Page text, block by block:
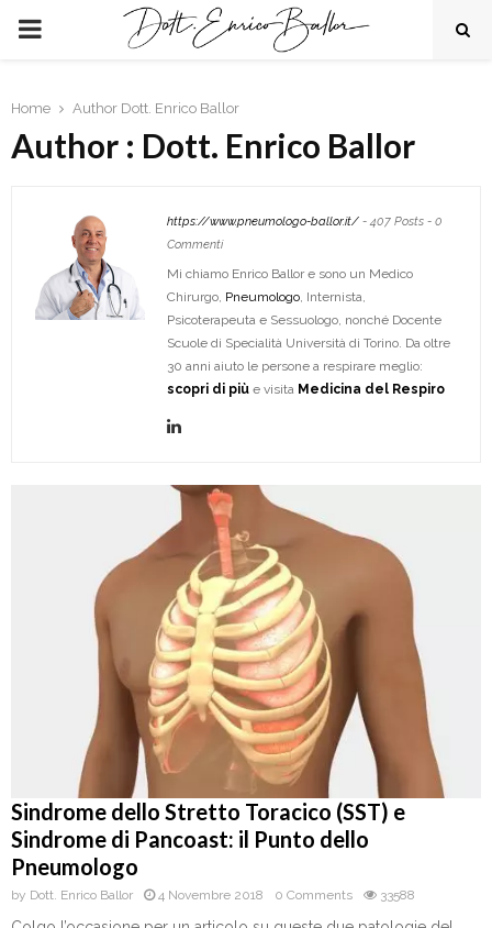
PRIMARY
Home Author Dott. Enrico Ballor
Author : Dott. Enrico Ballor
https://www.pneumologo-ballor.it/ -407 Posts - 0
Commenti
Mi chiamo Enrico Ballor e sono un Medico
Chirurgo, Pneumologo, Internista,
Psicoterapeuta e Sessuologo, nonché Docente
Scuole di Specialità Università di Torino. Da oltre
30 anni aiuto le persone a respirare meglio:
scopri di più e visita Medicina del Respiro
Sindrome dello Stretto Toracico (SST) e
Sindrome di Pancoast: il Punto dello
Pneumologo
by Dott. Enrico Ballor 4 Novembre 2018 0 Comments 33588